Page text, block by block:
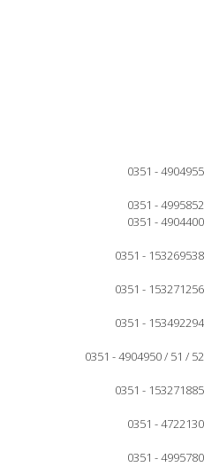
0351 - 4904955
0351 - 4995852
0351 - 4904400
0351 - 153269538
0351 - 153271256
0351 - 153492294
0351 - 4904950 / 51 / 52
0351 - 153271885
0351 - 4722130
0351 - 4995780